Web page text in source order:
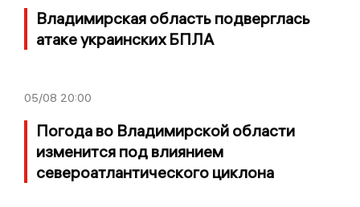
Владимирская область подверглась
атаке украинских БПЛА
05/08 20:00
Погода во Владимирской области
изменится под влиянием
североатлантического циклона